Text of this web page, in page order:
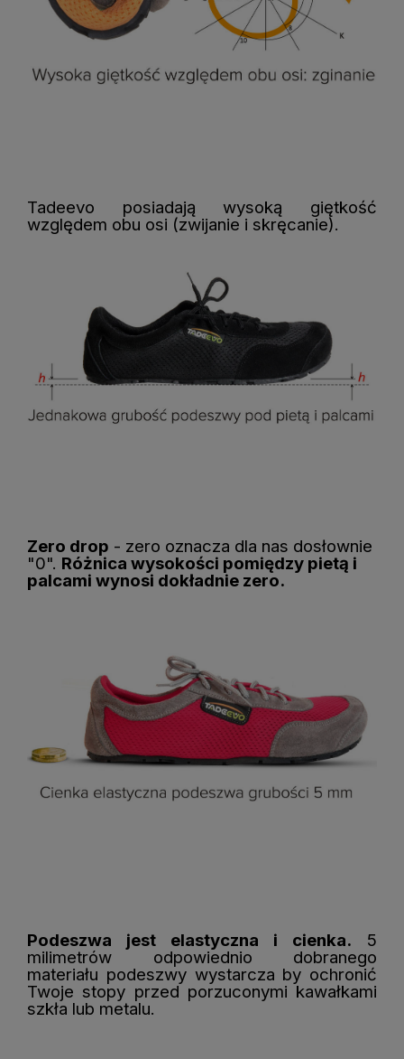
Tadeevo posiadają wysoką giętkość
względem obu osi (zwijanie i skręcanie).
Zero drop - zero oznacza dla nas dosłownie
"0". Różnica wysokości pomiędzy pietą i
palcami wynosi dokładnie zero.
Podeszwa jest elastyczna i cienka. 5
milimetrów odpowiednio dobranego
materiału podeszwy wystarcza by ochronić
Twoje stopy przed porzuconymi kawałkami
szkła lub metalu.